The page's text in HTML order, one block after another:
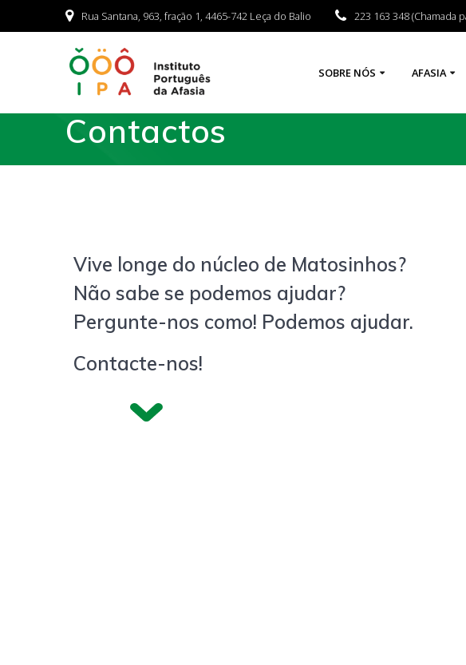
Rua Santana, 963, fração 1, 4465-742 Leça do Balio 223 163 348 (Chamada
SOBRE NÓS AFASIA
Contactos
Vive longe do núcleo de Matosinhos?
Não sabe se podemos ajudar?
Pergunte-nos como! Podemos ajudar.
Contacte-nos!